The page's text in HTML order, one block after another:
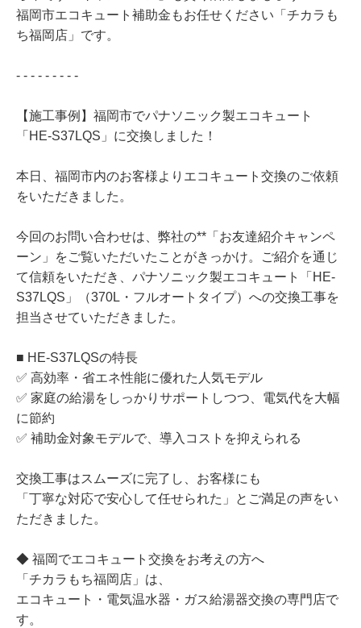
福岡市エコキュート補助金もお任せください「チカラも
ち福岡店」です。
- - - - - - - - -
【施工事例】福岡市でパナソニック製エコキュート
「HE-S37LQS」に交換しました！
本日、福岡市内のお客様よりエコキュート交換のご依頼
をいただきました。
今回のお問い合わせは、弊社の**「お友達紹介キャンペ
ーン」をご覧いただいたことがきっかけ。ご紹介を通じ
て信頼をいただき、パナソニック製エコキュート「HE-
S37LQS」（370L・フルオートタイプ）への交換工事を
担当させていただきました。
■ HE-S37LQSの特長
✅ 高効率・省エネ性能に優れた人気モデル
✅ 家庭の給湯をしっかりサポートしつつ、電気代を大幅
に節約
✅ 補助金対象モデルで、導入コストを抑えられる
交換工事はスムーズに完了し、お客様にも
「丁寧な対応で安心して任せられた」とご満足の声をい
ただきました。
◆ 福岡でエコキュート交換をお考えの方へ
「チカラもち福岡店」は、
エコキュート・電気温水器・ガス給湯器交換の専門店で
す。